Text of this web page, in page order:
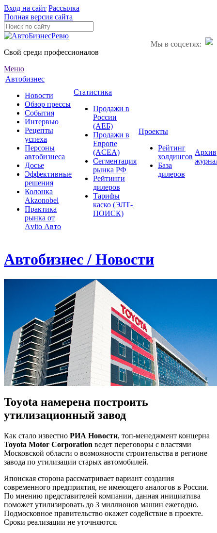
Вход на сайт Рассылка
Полная версия сайта
Мы в соцсетях:
Свой среди профессионалов
Меню
Автобизнес
Новости
Обзор прессы
События
Интервью
Рецепты
успеха
Персоны
автобизнеса
Досье
Эффективные
решения
Колонка
Akzonobel
Практика
рынка от
Аvito Авто
Статистика
Продажи в
России
(АЕБ)
Продажи в
Европе
(ACEA)
Сегментация
рынка РФ
Рейтинги
дилеров
Тарифы
каско (ЭЛТ-
ПОИСК)
Проекты
Рейтинг
холдингов
База
дилеров
Архив
Автобизнес / Новости
Toyota намерена построить
утилизационный завод
Как стало известно РИА Новости, топ-менеджмент концерна
Toyota Motor Corporation ведет переговоры с властями
Московской области о возможности строительства в регионе
завода по утилизации старых автомобилей.
Японская сторона рассматривает вариант создания
современного предприятия, не имеющего аналогов в России.
По мнению представителей компании, данная инициатива
поможет утилизировать до 3 миллионов машин ежегодно.
Подмосковное правительство окажет содействие в проекте.
Сроки реализации не уточняются.